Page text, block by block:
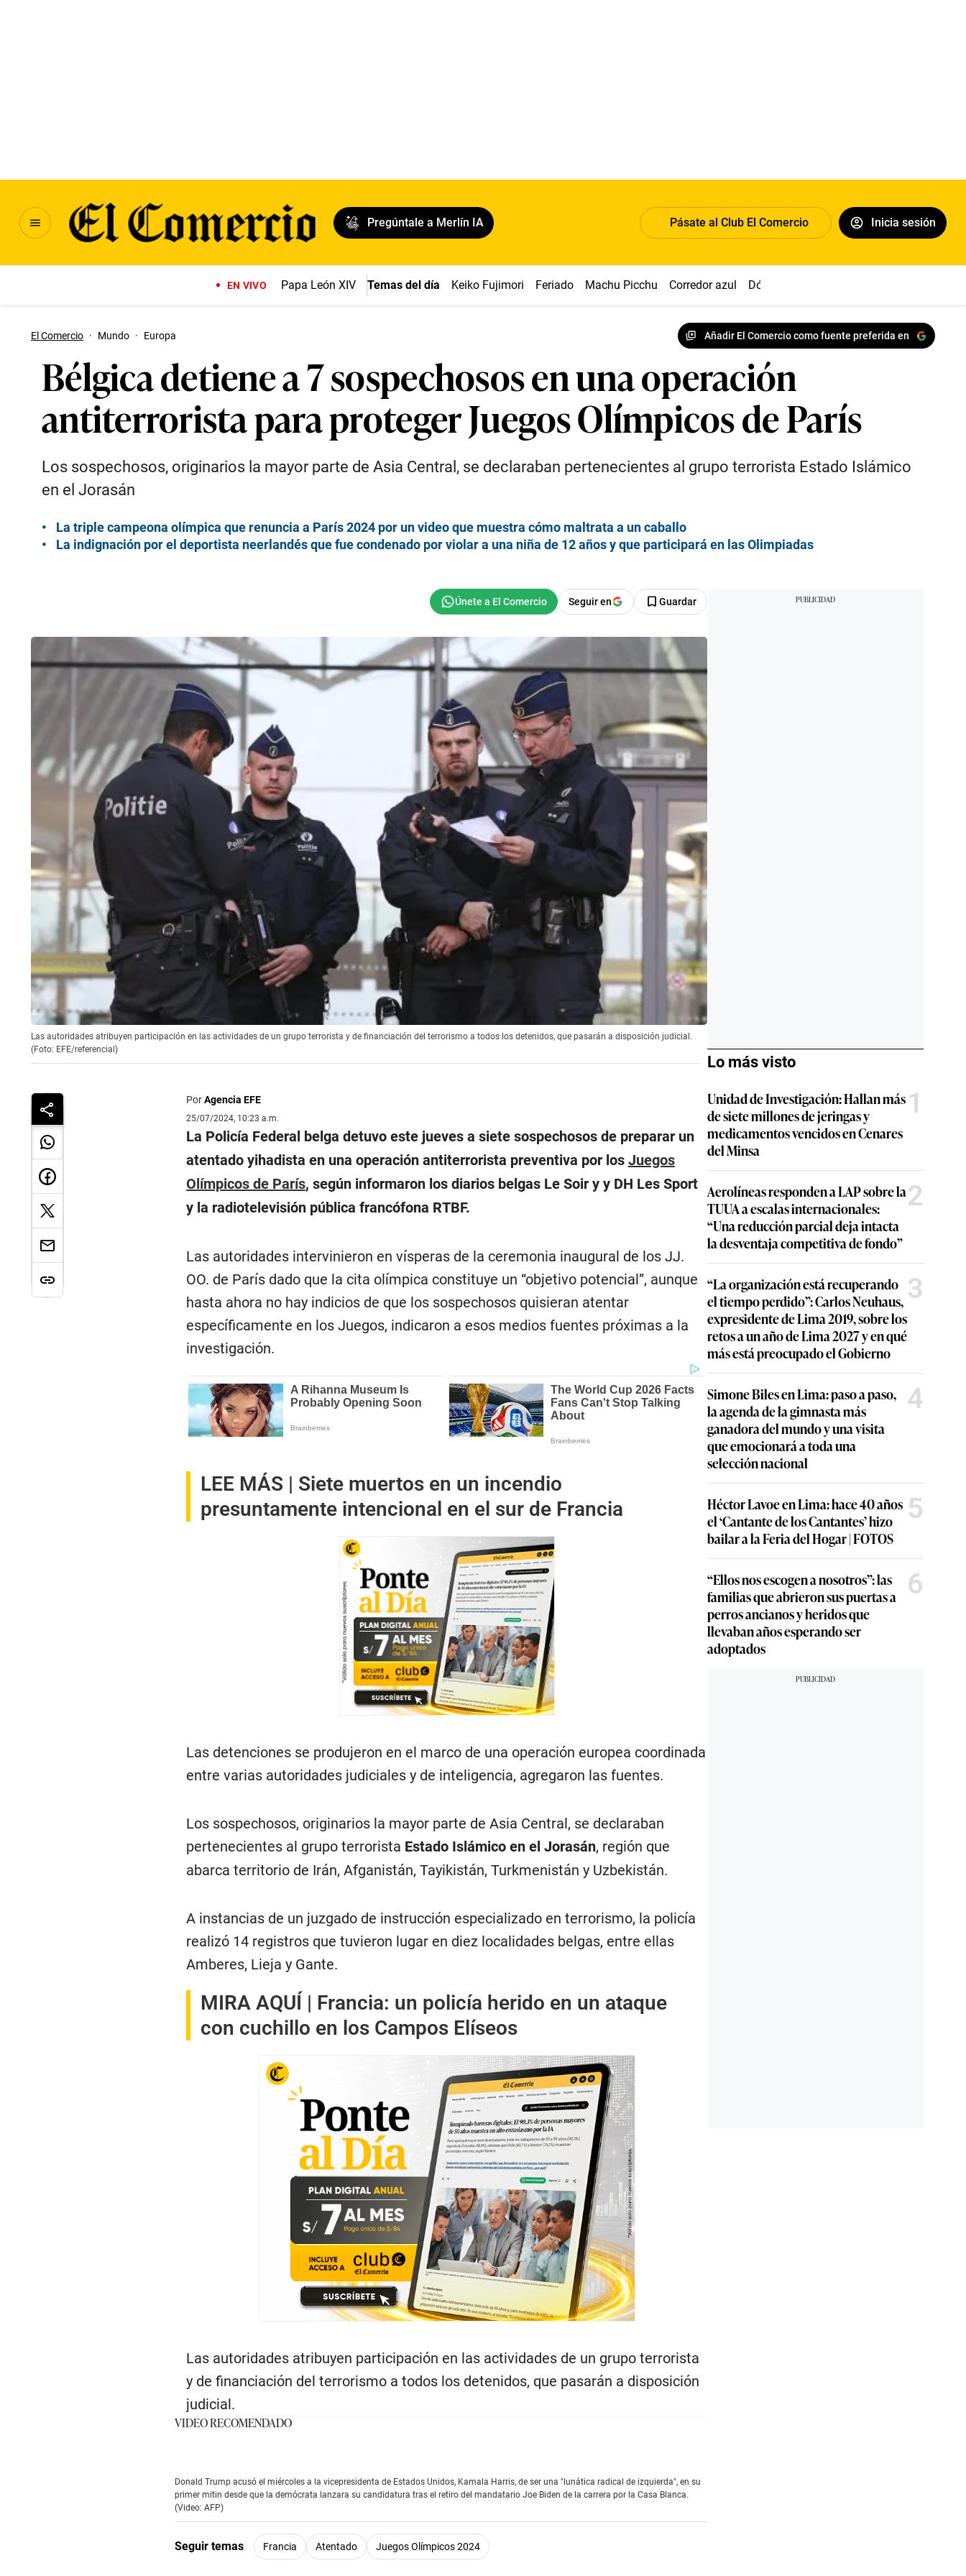
Pregúntale a Merlín IA Pásate al Club El Comercio Inicia sesión
EN VIVO Papa León XIV Temas del día Keiko Fujimori Feriado Machu Picchu Corredor azul Dólar
El Comercio · Mundo · Europa Añadir El Comercio como fuente preferida en
Bélgica detiene a 7 sospechosos en una operación
antiterrorista para proteger Juegos Olímpicos de París
Los sospechosos, originarios la mayor parte de Asia Central, se declaraban pertenecientes al grupo terrorista Estado Islámico
en el Jorasán
La triple campeona olímpica que renuncia a París 2024 por un video que muestra cómo maltrata a un caballo
La indignación por el deportista neerlandés que fue condenado por violar a una niña de 12 años y que participará en las Olimpiadas
Seguir en Guardar
Las autoridades atribuyen participación en las actividades de un grupo terrorista y de financiación del terrorismo a todos los detenidos, que pasarán a disposición judicial.
(Foto: EFE/referencial)
PorAgencia EFE
25/07/2024, 10:23 a.m.
La Policía Federal belga detuvo este jueves a siete sospechosos de preparar un
atentado yihadista en una operación antiterrorista preventiva por los Juegos
Olímpicos de París, según informaron los diarios belgas Le Soir y y DH Les Sport
y la radiotelevisión pública francófona RTBF.
Las autoridades intervinieron en vísperas de la ceremonia inaugural de los JJ.
OO. de París dado que la cita olímpica constituye un “objetivo potencial”, aunque
hasta ahora no hay indicios de que los sospechosos quisieran atentar
específicamente en los Juegos, indicaron a esos medios fuentes próximas a la
investigación.
LEE MÁS | Siete muertos en un incendio
presuntamente intencional en el sur de Francia
Las detenciones se produjeron en el marco de una operación europea coordinada
entre varias autoridades judiciales y de inteligencia, agregaron las fuentes.
Los sospechosos, originarios la mayor parte de Asia Central, se declaraban
pertenecientes al grupo terrorista Estado Islámico en el Jorasán, región que
abarca territorio de Irán, Afganistán, Tayikistán, Turkmenistán y Uzbekistán.
A instancias de un juzgado de instrucción especializado en terrorismo, la policía
realizó 14 registros que tuvieron lugar en diez localidades belgas, entre ellas
Amberes, Lieja y Gante.
MIRA AQUÍ | Francia: un policía herido en un ataque
con cuchillo en los Campos Elíseos
Las autoridades atribuyen participación en las actividades de un grupo terrorista
y de financiación del terrorismo a todos los detenidos, que pasarán a disposición
judicial.
VIDEO RECOMENDADO
Donald Trump acusó el miércoles a la vicepresidenta de Estados Unidos, Kamala Harris, de ser una "lunática radical de izquierda", en su
primer mitin desde que la demócrata lanzara su candidatura tras el retiro del mandatario Joe Biden de la carrera por la Casa Blanca.
(Video: AFP)
Seguir temas Francia Atentado Juegos Olímpicos 2024
Lo más visto
Unidad de Investigación: Hallan más
de siete millones de jeringas y
medicamentos vencidos en Cenares
del Minsa
1
Aerolíneas responden a LAP sobre la
TUUA a escalas internacionales:
“Una reducción parcial deja intacta
la desventaja competitiva de fondo”
2
“La organización está recuperando
el tiempo perdido”: Carlos Neuhaus,
expresidente de Lima 2019, sobre los
retos a un año de Lima 2027 y en qué
más está preocupado el Gobierno
3
Simone Biles en Lima: paso a paso,
la agenda de la gimnasta más
ganadora del mundo y una visita
que emocionará a toda una
selección nacional
4
Héctor Lavoe en Lima: hace 40 años
el ‘Cantante de los Cantantes’ hizo
bailar a la Feria del Hogar | FOTOS
5
“Ellos nos escogen a nosotros”: las
familias que abrieron sus puertas a
perros ancianos y heridos que
llevaban años esperando ser
adoptados
6